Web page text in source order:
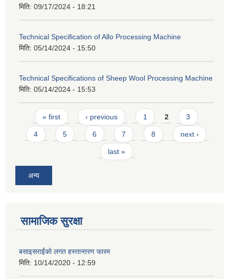
मिति: 09/17/2024 - 18:21
Technical Specification of Allo Processing Machine
मिति: 05/14/2024 - 15:50
Technical Specifications of Sheep Wool Processing Machine
मिति: 05/14/2024 - 15:53
Pages
« first ‹ previous 1 2 3
4 5 6 7 8 next ›
last »
अन्य
सामाजिक सुरक्षा
बसाइसराईंको लगत हस्तान्तरण फारम
मिति: 10/14/2020 - 12:59